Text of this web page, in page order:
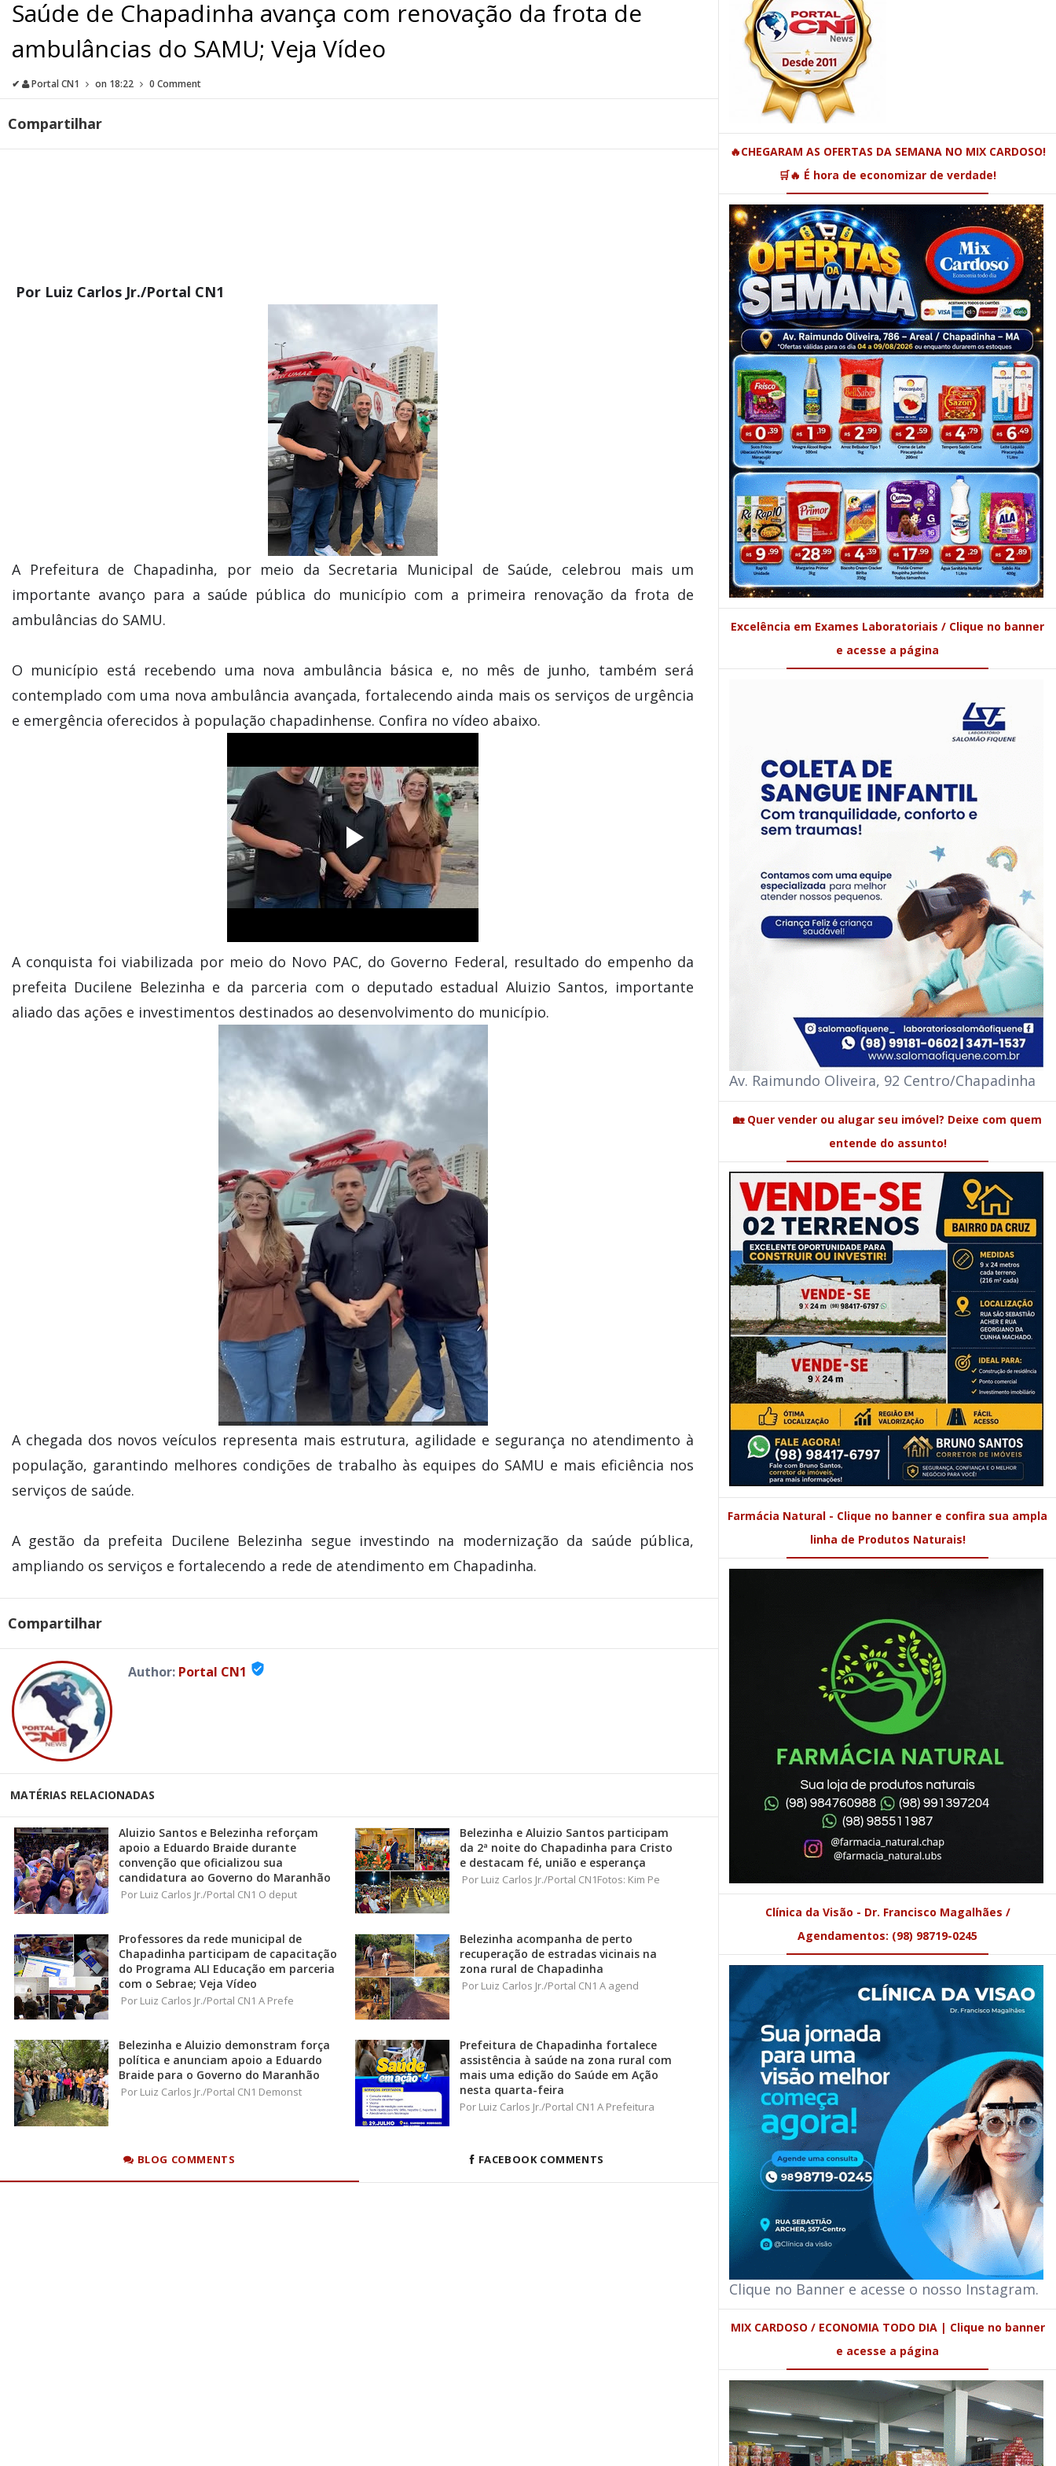
Saúde de Chapadinha avança com renovação da frota de
ambulâncias do SAMU; Veja Vídeo
✔ Portal CN1 on 18:22 0 Comment
Compartilhar
Por Luiz Carlos Jr./Portal CN1
A Prefeitura de Chapadinha, por meio da Secretaria Municipal de Saúde, celebrou mais um
importante avanço para a saúde pública do município com a primeira renovação da frota de
ambulâncias do SAMU.
O município está recebendo uma nova ambulância básica e, no mês de junho, também será
contemplado com uma nova ambulância avançada, fortalecendo ainda mais os serviços de urgência
e emergência oferecidos à população chapadinhense. Confira no vídeo abaixo.
A conquista foi viabilizada por meio do Novo PAC, do Governo Federal, resultado do empenho da
prefeita Ducilene Belezinha e da parceria com o deputado estadual Aluizio Santos, importante
aliado das ações e investimentos destinados ao desenvolvimento do município.
A chegada dos novos veículos representa mais estrutura, agilidade e segurança no atendimento à
população, garantindo melhores condições de trabalho às equipes do SAMU e mais eficiência nos
serviços de saúde.
A gestão da prefeita Ducilene Belezinha segue investindo na modernização da saúde pública,
ampliando os serviços e fortalecendo a rede de atendimento em Chapadinha.
Compartilhar
Author: Portal CN1 verified_user
MATÉRIAS RELACIONADAS
Aluizio Santos e Belezinha reforçam
apoio a Eduardo Braide durante
convenção que oficializou sua
candidatura ao Governo do Maranhão
Por Luiz Carlos Jr./Portal CN1 O deput
Belezinha e Aluizio Santos participam
da 2ª noite do Chapadinha para Cristo
e destacam fé, união e esperança
Por Luiz Carlos Jr./Portal CN1Fotos: Kim Pe
Professores da rede municipal de
Chapadinha participam de capacitação
do Programa ALI Educação em parceria
com o Sebrae; Veja Vídeo
Por Luiz Carlos Jr./Portal CN1 A Prefe
Belezinha acompanha de perto
recuperação de estradas vicinais na
zona rural de Chapadinha
Por Luiz Carlos Jr./Portal CN1 A agend
Belezinha e Aluizio demonstram força
política e anunciam apoio a Eduardo
Braide para o Governo do Maranhão
Por Luiz Carlos Jr./Portal CN1 Demonst
Prefeitura de Chapadinha fortalece
assistência à saúde na zona rural com
mais uma edição do Saúde em Ação
nesta quarta-feira
Por Luiz Carlos Jr./Portal CN1 A Prefeitura
BLOG COMMENTS FACEBOOK COMMENTS
🔥CHEGARAM AS OFERTAS DA SEMANA NO MIX CARDOSO!
🛒🔥 É hora de economizar de verdade!
Excelência em Exames Laboratoriais / Clique no banner
e acesse a página
Av. Raimundo Oliveira, 92 Centro/Chapadinha
🏡 Quer vender ou alugar seu imóvel? Deixe com quem
entende do assunto!
Farmácia Natural - Clique no banner e confira sua ampla
linha de Produtos Naturais!
Clínica da Visão - Dr. Francisco Magalhães /
Agendamentos: (98) 98719-0245
Clique no Banner e acesse o nosso Instagram.
MIX CARDOSO / ECONOMIA TODO DIA | Clique no banner
e acesse a página